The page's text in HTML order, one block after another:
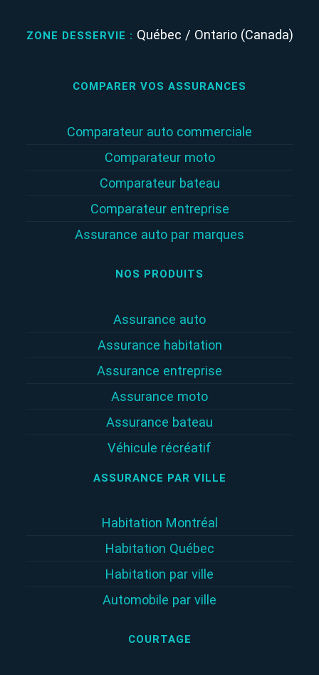
ZONE DESSERVIE : Québec / Ontario (Canada)
COMPARER VOS ASSURANCES
Comparateur auto commerciale
Comparateur moto
Comparateur bateau
Comparateur entreprise
Assurance auto par marques
NOS PRODUITS
Assurance auto
Assurance habitation
Assurance entreprise
Assurance moto
Assurance bateau
Véhicule récréatif
ASSURANCE PAR VILLE
Habitation Montréal
Habitation Québec
Habitation par ville
Automobile par ville
COURTAGE